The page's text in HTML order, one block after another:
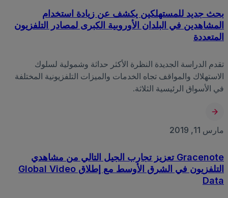
بحث جديد للمستهلكين يكشف عن زيادة استخدام
المشاهدين في البلدان الأوروبية الكبرى لمصادر التلفزيون
المتعددة
تقدم الدراسة الجديدة النظرة الأكثر حداثة وشمولية لسلوك
الاستهلاك والمواقف تجاه الخدمات والميزات التلفزيونية المختلفة
في الأسواق الرئيسية الثلاثة.
مارس 11, 2019
Gracenote تعزيز تجارب الجيل التالي من مشاهدي
التلفزيون في الشرق الأوسط مع إطلاق Global Video
Data